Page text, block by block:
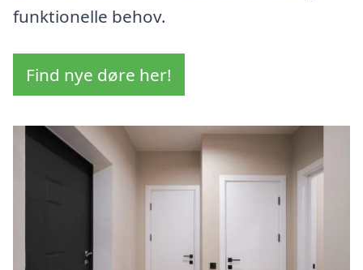
funktionelle behov.
Find nye døre her!